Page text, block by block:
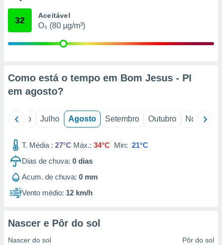
através
1199
32 Aceitável
O₃ (80 µg/m³)
Como está o tempo em Bom Jesus - PI
em agosto?
Junho Julho Agosto Setembro Outubro Novembro
T. Média : 27°C Máx.: 34°C Min: 21°C
Dias de chuva: 0 dias
Acum. de chuva: 0 mm
Vento médio: 12 km/h
Nascer e Pôr do sol
Nascer do sol Pôr do sol